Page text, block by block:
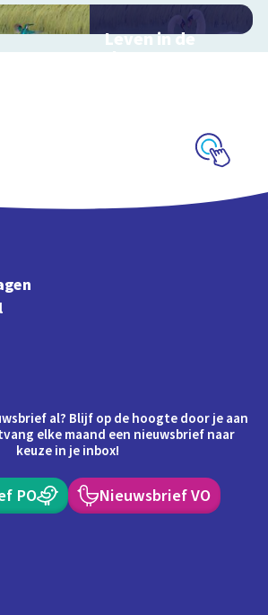
Leven in de
sloot
al? Blijf op de hoogte door je aan
elke maand een nieuwsbrief naar
keuze in je inbox!
PO Nieuwsbrief VO